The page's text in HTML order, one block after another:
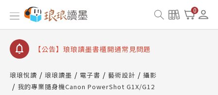
0
【公告】因 Readmoo 讀墨系統維護中，本站同步暫
停部分閱讀服務
【公告】琅琅讀墨數位閱讀資產合併與書櫃開通申請
【公告】琅琅讀墨書櫃開通常見問題
請圖文教學
【公告】琅琅書店服務升級重要說明及資產合併結果
查詢
琅琅悅讀 琅琅讀墨 電子書 藝術設計
攝影
我的專業隨身機Canon PowerShot G1X/G12